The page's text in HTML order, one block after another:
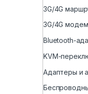
3G/4G
3G/4G
Bluetooth-
KVM-
Адаптеры и